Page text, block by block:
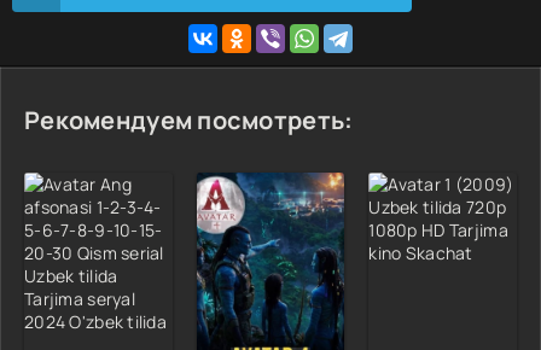
Рекомендуем посмотреть: